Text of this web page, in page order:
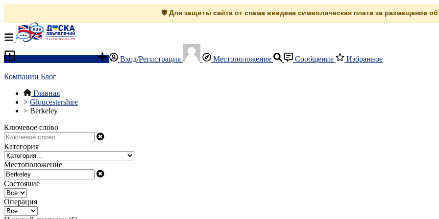
🛡️ Для защиты сайта от спама введена символическая плата за размещение
Вход/Регистрация Местоположение Сообщение Избранное
Компании Блог
Главная
> Gloucestershire
> Berkeley
Ключевое слово
Категория
Местоположение
Состояние
Операция